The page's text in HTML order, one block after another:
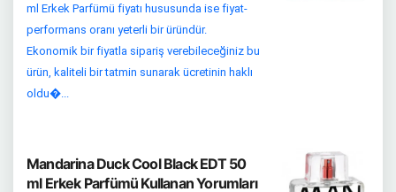
ml Erkek Parfümü fiyatı hususunda ise fiyat-
performans oranı yeterli bir üründür.
Ekonomik bir fiyatla sipariş verebileceğiniz bu
ürün, kaliteli bir tatmin sunarak ücretinin haklı
oldu�...
Mandarina Duck Cool Black EDT 50
ml Erkek Parfümü Kullanan Yorumları